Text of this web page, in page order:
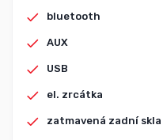
bluetooth
AUX
USB
el. zrcátka
zatmavená zadní skla